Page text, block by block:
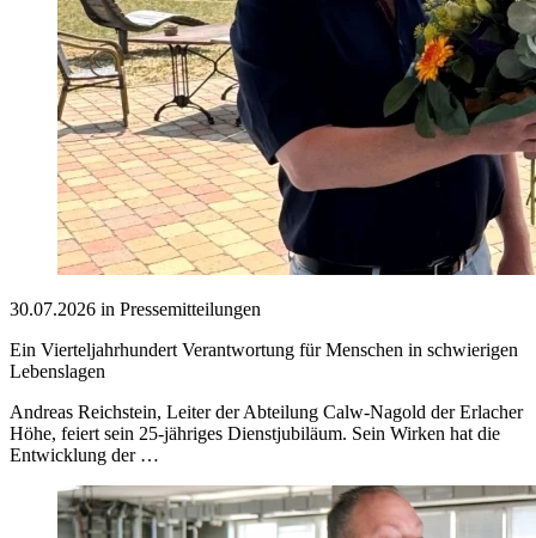
30.07.2026 in Pressemitteilungen
Ein Vierteljahrhundert Verantwortung für Menschen in schwierigen
Lebenslagen
Andreas Reichstein, Leiter der Abteilung Calw-Nagold der Erlacher
Höhe, feiert sein 25-jähriges Dienstjubiläum. Sein Wirken hat die
Entwicklung der …